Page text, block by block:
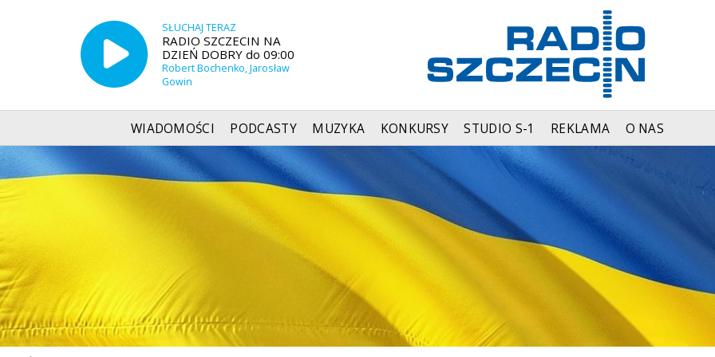
SŁUCHAJ TERAZ
RADIO SZCZECIN NA
DZIEŃ DOBRY do 09:00
Robert Bochenko, Jarosław
Gowin
WIADOMOŚCI PODCASTY MUZYKA KONKURSY STUDIO S-1 REKLAMA O NAS